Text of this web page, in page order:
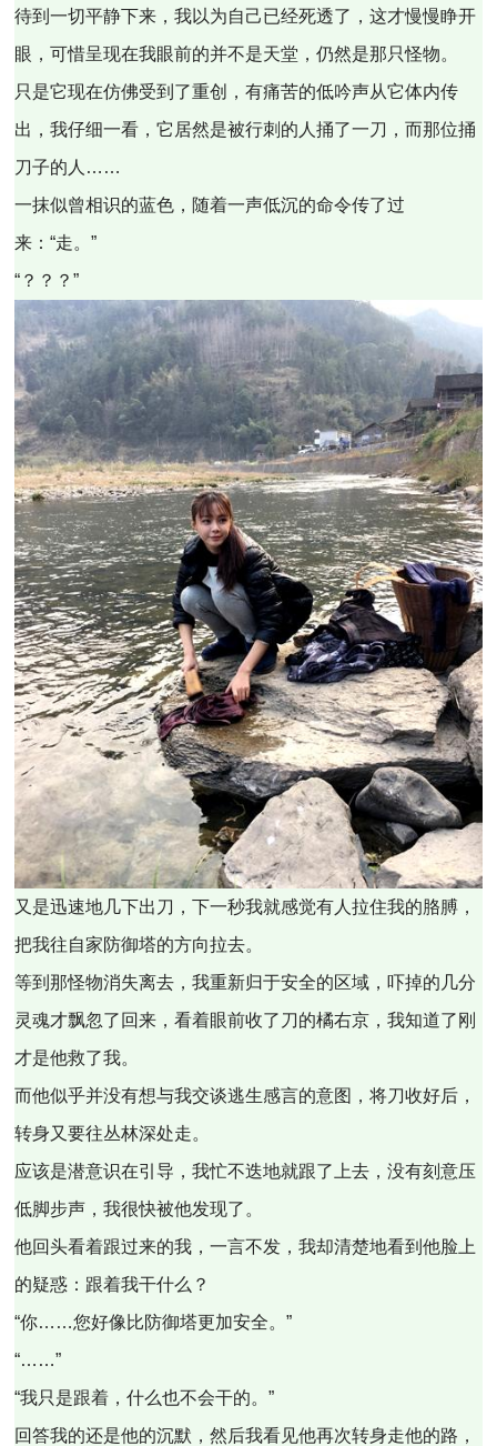
待到一切平静下来，我以为自己已经死透了，这才慢慢睁开
眼，可惜呈现在我眼前的并不是天堂，仍然是那只怪物。
只是它现在仿佛受到了重创，有痛苦的低吟声从它体内传
出，我仔细一看，它居然是被行刺的人捅了一刀，而那位捅
刀子的人……
一抹似曾相识的蓝色，随着一声低沉的命令传了过
来：“走。”
“？？？”
又是迅速地几下出刀，下一秒我就感觉有人拉住我的胳膊，
把我往自家防御塔的方向拉去。
等到那怪物消失离去，我重新归于安全的区域，吓掉的几分
灵魂才飘忽了回来，看着眼前收了刀的橘右京，我知道了刚
才是他救了我。
而他似乎并没有想与我交谈逃生感言的意图，将刀收好后，
转身又要往丛林深处走。
应该是潜意识在引导，我忙不迭地就跟了上去，没有刻意压
低脚步声，我很快被他发现了。
他回头看着跟过来的我，一言不发，我却清楚地看到他脸上
的疑惑：跟着我干什么？
“你……您好像比防御塔更加安全。”
“……”
“我只是跟着，什么也不会干的。”
回答我的还是他的沉默，然后我看见他再次转身走他的路，